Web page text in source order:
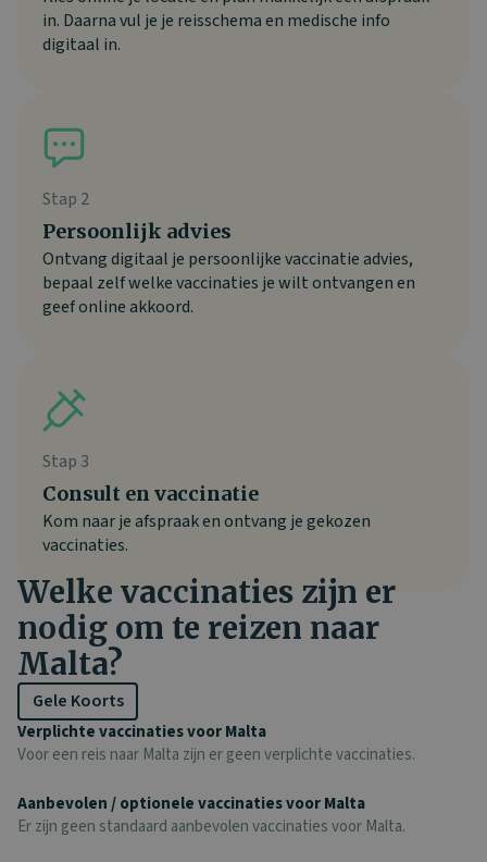
in. Daarna vul je je reisschema en medische info
digitaal in.
Stap 2
Persoonlijk advies
Ontvang digitaal je persoonlijke vaccinatie advies,
bepaal zelf welke vaccinaties je wilt ontvangen en
geef online akkoord.
Stap 3
Consult en vaccinatie
Kom naar je afspraak en ontvang je gekozen
vaccinaties.
Welke vaccinaties zijn er
nodig om te reizen naar
Malta?
Gele Koorts
Verplichte vaccinaties voor Malta
Voor een reis naar Malta zijn er geen verplichte vaccinaties.
Aanbevolen / optionele vaccinaties voor Malta
Er zijn geen standaard aanbevolen vaccinaties voor Malta.